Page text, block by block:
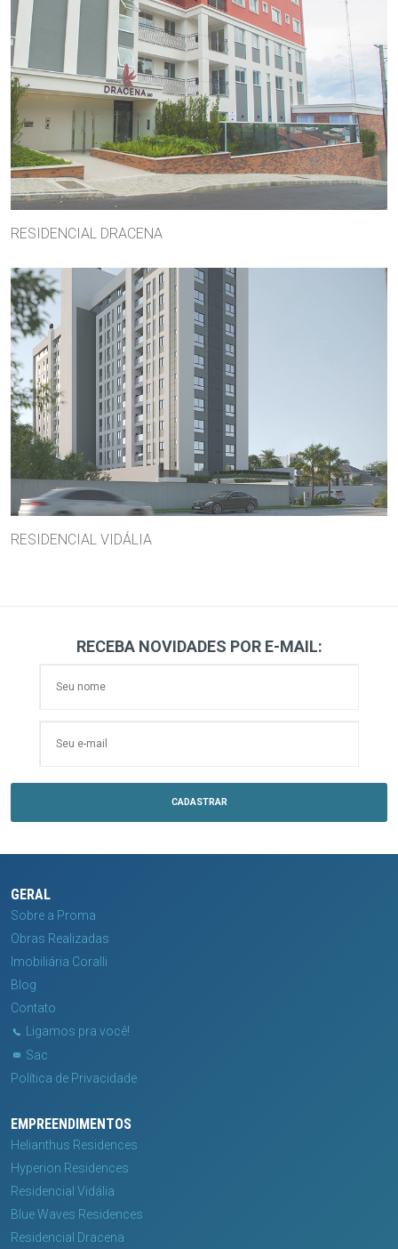
RESIDENCIAL DRACENA
RESIDENCIAL VIDÁLIA
RECEBA NOVIDADES POR E-MAIL:
GERAL
Sobre a Proma
Obras Realizadas
Imobiliária Coralli
Blog
Contato
Ligamos pra você!
Sac
Política de Privacidade
EMPREENDIMENTOS
Helianthus Residences
Hyperion Residences
Residencial Vidália
Blue Waves Residences
Residencial Dracena